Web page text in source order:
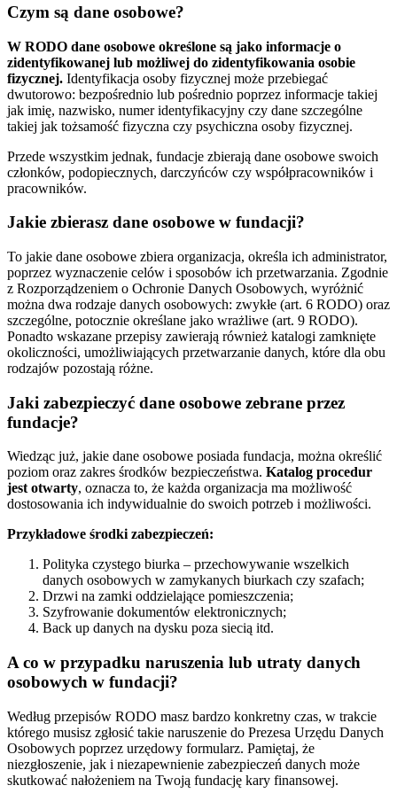
Czym są dane osobowe?
W RODO dane osobowe określone są jako informacje o
zidentyfikowanej lub możliwej do zidentyfikowania osobie
fizycznej. Identyfikacja osoby fizycznej może przebiegać
dwutorowo: bezpośrednio lub pośrednio poprzez informacje takiej
jak imię, nazwisko, numer identyfikacyjny czy dane szczególne
takiej jak tożsamość fizyczna czy psychiczna osoby fizycznej.
Przede wszystkim jednak, fundacje zbierają dane osobowe swoich
członków, podopiecznych, darczyńców czy współpracowników i
pracowników.
Jakie zbierasz dane osobowe w fundacji?
To jakie dane osobowe zbiera organizacja, określa ich administrator,
poprzez wyznaczenie celów i sposobów ich przetwarzania. Zgodnie
z Rozporządzeniem o Ochronie Danych Osobowych, wyróżnić
można dwa rodzaje danych osobowych: zwykłe (art. 6 RODO) oraz
szczególne, potocznie określane jako wrażliwe (art. 9 RODO).
Ponadto wskazane przepisy zawierają również katalogi zamknięte
okoliczności, umożliwiających przetwarzanie danych, które dla obu
rodzajów pozostają różne.
Jaki zabezpieczyć dane osobowe zebrane przez
fundacje?
Wiedząc już, jakie dane osobowe posiada fundacja, można określić
poziom oraz zakres środków bezpieczeństwa. Katalog procedur
jest otwarty, oznacza to, że każda organizacja ma możliwość
dostosowania ich indywidualnie do swoich potrzeb i możliwości.
Przykładowe środki zabezpieczeń:
Polityka czystego biurka – przechowywanie wszelkich
danych osobowych w zamykanych biurkach czy szafach;
Drzwi na zamki oddzielające pomieszczenia;
Szyfrowanie dokumentów elektronicznych;
Back up danych na dysku poza siecią itd.
A co w przypadku naruszenia lub utraty danych
osobowych w fundacji?
Według przepisów RODO masz bardzo konkretny czas, w trakcie
którego musisz zgłosić takie naruszenie do Prezesa Urzędu Danych
Osobowych poprzez urzędowy formularz. Pamiętaj, że
niezgłoszenie, jak i niezapewnienie zabezpieczeń danych może
skutkować nałożeniem na Twoją fundację kary finansowej.